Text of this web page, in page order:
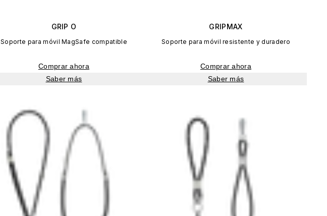
GRIP O
Soporte para móvil MagSafe compatible
Comprar ahora
Saber más
GRIPMAX
Soporte para móvil resistente y duradero
Comprar ahora
Saber más